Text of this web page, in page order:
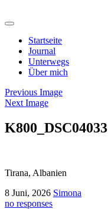
Startseite
Journal
Unterwegs
Über mich
Previous Image
Next Image
K800_DSC04033
Tirana, Albanien
8 Juni, 2026 Simona
no responses